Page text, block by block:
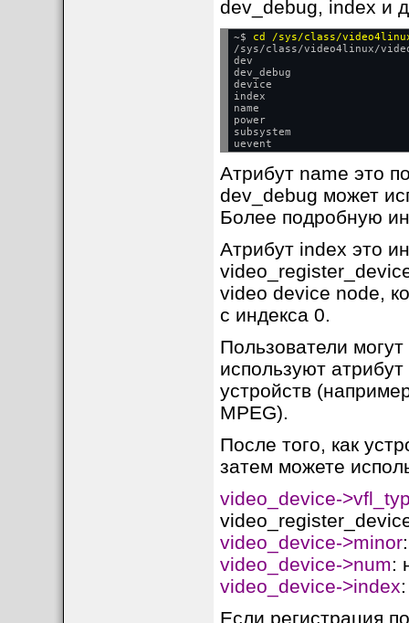
dev_debug, index и
~$ cd /sys/class/
/sys/class/video4linux/
dev
dev_debug
device
index
name
power
subsystem
Атрибут name это
dev_debug может
Более подробную
Атрибут index это
video device node,
с индекса 0.
Пользователи
используют
устройств
MPEG).
После того, как
затем можете
video_device-
video_device->minor
video_device->num:
video_device->index
Если регистрация